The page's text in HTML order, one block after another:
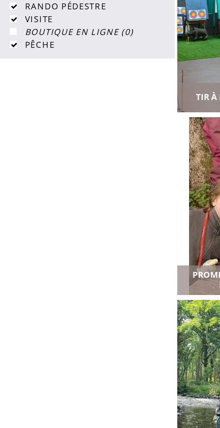
RANDO PÉDESTRE
VISITE
BOUTIQUE EN LIGNE (0)
PÊCHE
TIR À
Ajouter
Voir toutes
Ajouter
Voir toutes